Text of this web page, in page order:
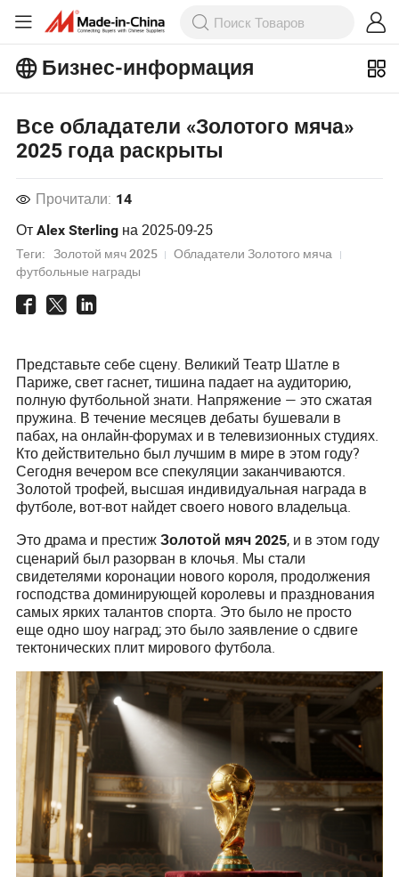
Бизнес-информация
популярными статьями на Бизнес-
информация!
Просмотреть Больше
Все обладатели «Золотого мяча»
2025 года раскрыты
Прочитали: 14
ОтAlex Sterling на2025-09-25
Теги: Золотой мяч 2025
Обладатели Золотого мяча
футбольные награды
Представьте себе сцену. Великий Театр Шатле в
Париже, свет гаснет, тишина падает на аудиторию,
полную футбольной знати. Напряжение — это сжатая
пружина. В течение месяцев дебаты бушевали в
пабах, на онлайн-форумах и в телевизионных студиях.
Кто действительно был лучшим в мире в этом году?
Сегодня вечером все спекуляции заканчиваются.
Золотой трофей, высшая индивидуальная награда в
футболе, вот-вот найдет своего нового владельца.
Это драма и престижЗолотой мяч 2025, и в этом году
сценарий был разорван в клочья. Мы стали
свидетелями коронации нового короля, продолжения
господства доминирующей королевы и празднования
самых ярких талантов спорта. Это было не просто
еще одно шоу наград; это было заявление о сдвиге
тектонических плит мирового футбола.